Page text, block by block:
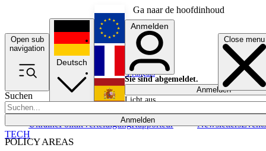
Ga naar de hoofdinhoud
Open sub
navigation
Close menu
Suchen
Anmelden
POLICY AREAS
UkrainePolitikVerteidigungRapporteur NewslettersEvents
Deutsch
English
Français
Anmelden
Sie sind abgemeldet.
Anmelden
Licht aus
TECH